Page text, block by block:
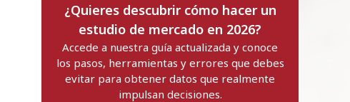
¿Quieres descubrir cómo hacer un
estudio de mercado en 2026?
Accede a nuestra guía actualizada y conoce
los pasos, herramientas y errores que debes
evitar para obtener datos que realmente
impulsan decisiones.